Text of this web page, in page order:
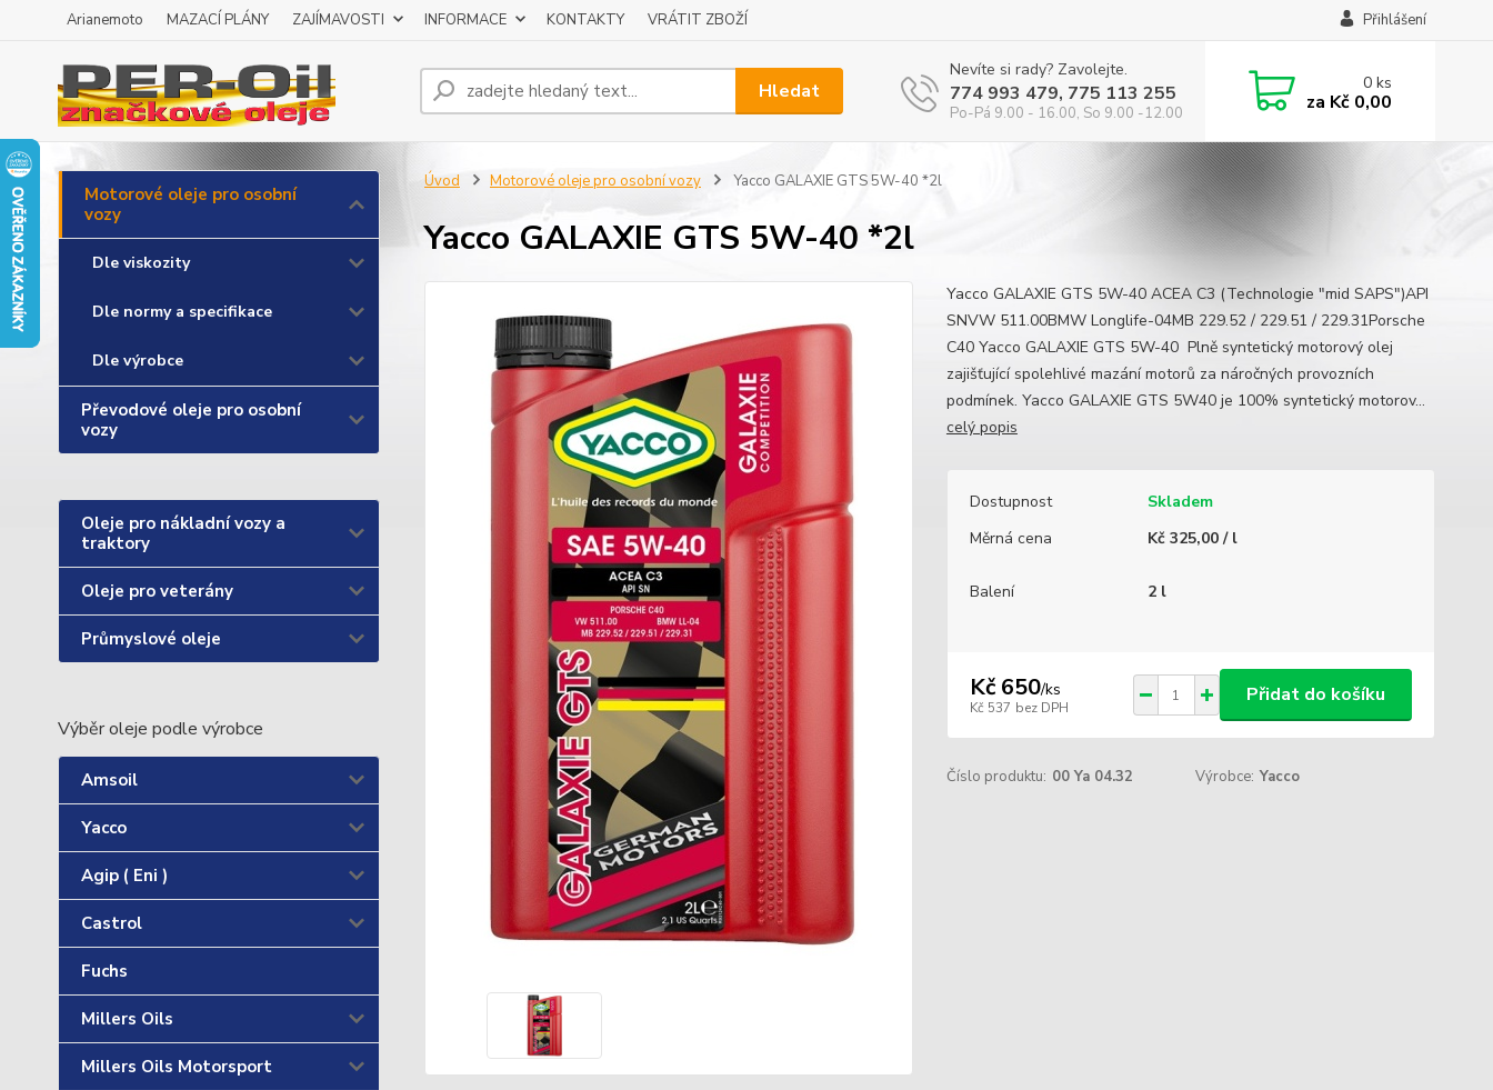
Arianemoto MAZACÍ PLÁNY ZAJÍMAVOSTI INFORMACE KONTAKTY VRÁTIT ZBOŽÍ Přihlášení
Hledat
Nevíte si rady? Zavolejte.
774 993 479, 775 113 255
Po-Pá 9.00 - 16.00, So 9.00 -12.00
0ks
za Kč 0,00
Motorové oleje pro osobní
vozy
Dle viskozity
Dle normy a specifikace
Dle výrobce
Převodové oleje pro osobní
vozy
Oleje pro nákladní vozy a
traktory
Oleje pro veterány
Průmyslové oleje
Výběr oleje podle výrobce
Amsoil
Yacco
Agip ( Eni )
Castrol
Fuchs
Millers Oils
Millers Oils Motorsport
Úvod Motorové oleje pro osobní vozy Yacco GALAXIE GTS 5W-40 *2l
Yacco GALAXIE GTS 5W-40 *2l
Yacco GALAXIE GTS 5W-40 ACEA C3 (Technologie "mid SAPS")API
SNVW 511.00BMW Longlife-04MB 229.52 / 229.51 / 229.31Porsche
C40 Yacco GALAXIE GTS 5W-40 Plně syntetický motorový olej
zajišťující spolehlivé mazání motorů za náročných provozních
podmínek. Yacco GALAXIE GTS 5W40 je 100% syntetický motorov...
celý popis
Dostupnost
Skladem
Měrná cena
Kč 325,00 / l
Balení 2 l
Kč 650/ks
Kč 537 bez DPH
Přidat do košíku
Číslo produktu: 00 Ya 04.32 Výrobce: Yacco